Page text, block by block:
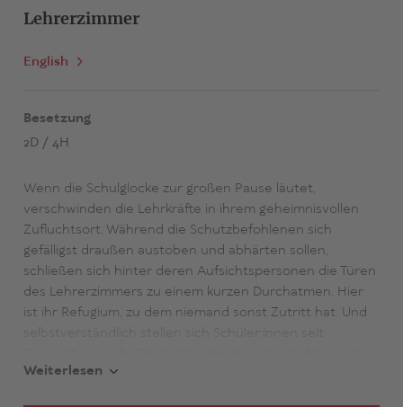
Lehrerzimmer
English
Besetzung
2D / 4H
Wenn die Schulglocke zur großen Pause läutet,
verschwinden die Lehrkräfte in ihrem geheimnisvollen
Zufluchtsort. Während die Schutzbefohlenen sich
gefälligst draußen austoben und abhärten sollen,
schließen sich hinter deren Aufsichtspersonen die Türen
des Lehrerzimmers zu einem kurzen Durchatmen. Hier
ist ihr Refugium, zu dem niemand sonst Zutritt hat. Und
Heute Abend kommt die Wahrheit ans Licht: Sie singen.
Weiterlesen